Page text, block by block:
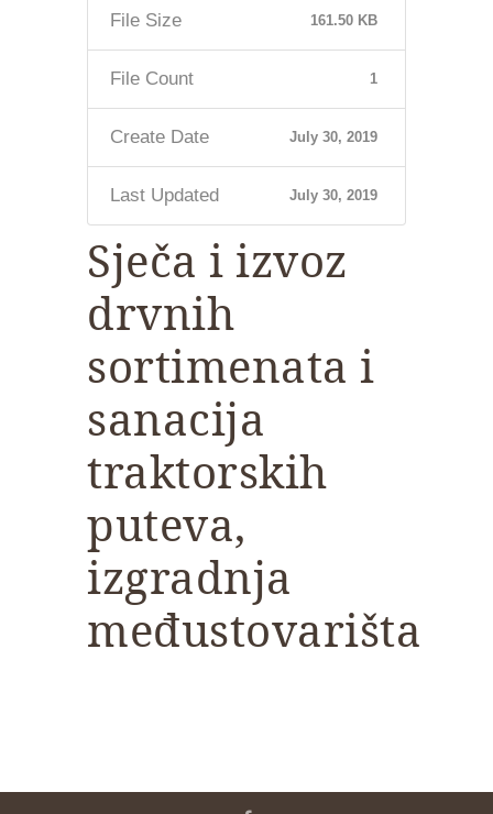
File Size 161.50 KB
File Count 1
Create Date July 30, 2019
Last Updated July 30, 2019
Sječa i izvoz
drvnih
sortimenata i
sanacija
traktorskih
puteva,
izgradnja
međustovarišta